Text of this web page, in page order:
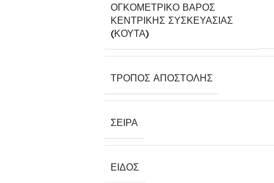
ΟΓΚΟΜΕΤΡΙΚΌ ΒΆΡΟΣ
ΚΕΝΤΡΙΚΉΣ ΣΥΣΚΕΥΑΣΊΑΣ
(ΚΟΎΤΑ)
ΤΡΌΠΟΣ ΑΠΟΣΤΟΛΉΣ
ΣΕΙΡΆ
ΕΊΔΟΣ